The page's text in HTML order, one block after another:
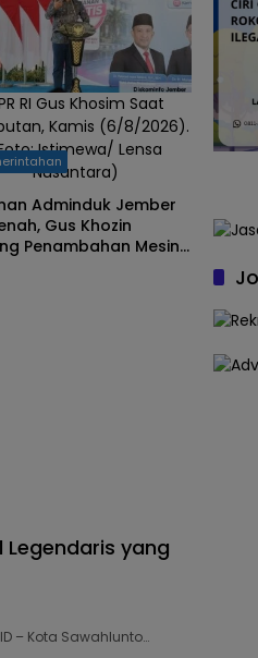
RI Gus Khosim Saat
Kamis (6/8/2026).
Istimewa/ Lensa
Nusantara)
Adminduk Jember
Gus Khozin
Penambahan Mesin
Legendaris yang
– Kota Sawahlunto…